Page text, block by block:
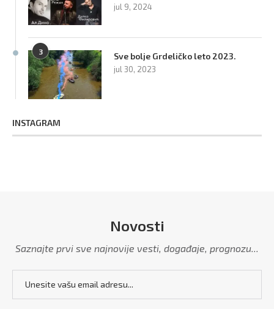
jul 9, 2024
3 Sve bolje Grdeličko leto 2023.
jul 30, 2023
INSTAGRAM
Novosti
Saznajte prvi sve najnovije vesti, događaje, prognozu...